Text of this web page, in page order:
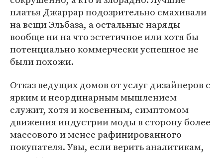
платья Джаррар подозрительно смахивали
на вещи Эльбаза, а остальные наряды
вообще ни на что эстетичное или хотя бы
потенциально коммерчески успешное не
были похожи.
Отказ ведущих домов от услуг дизайнеров с
ярким и неординарным мышлением
служит, хотя и косвенным, симптомом
движения индустрии моды в сторону более
массового и менее рафинированного
покупателя. Увы, если верить аналитикам,